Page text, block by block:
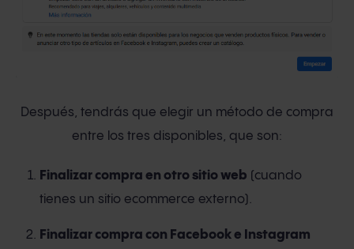
Después, tendrás que elegir un método de compra
entre los tres disponibles, que son:
Finalizar compra en otro sitio web (cuando
tienes un sitio ecommerce externo).
Finalizar compra con Facebook e Instagram